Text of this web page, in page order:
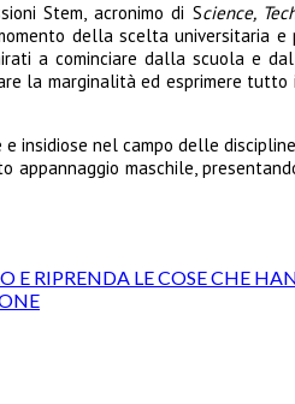
Stem, acronimo di Science,
della scelta universitaria e
a cominciare dalla scuola e
la marginalità ed esprimere
nel campo delle
maschile,
E RIPRENDA LE COSE CHE